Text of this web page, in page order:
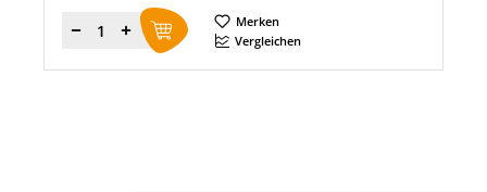
Menge
Merken
Vergleichen